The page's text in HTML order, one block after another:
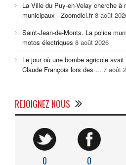
La Ville du Puy-en-Velay cherche à
municipaux - Zoomdici.fr 8 août
Saint-Jean-de-Monts. La police
motos électriques 8 août 2026
Le jour où une bombe agricole
Claude François lors des ... 7 août
REJOIGNEZ NOUS
0 0